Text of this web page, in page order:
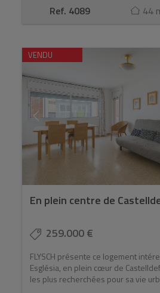
Ref. 4089 44
VENDU
En plein centre de
259.000 €
FLYSCH présente ce logement
Església, en plein cœur de
les plus recherchées pour sa vie